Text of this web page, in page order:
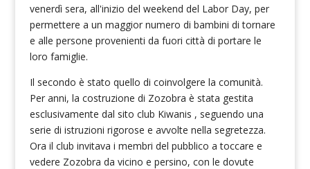
venerdì sera, all'inizio del weekend del Labor Day, per
permettere a un maggior numero di bambini di tornare
e alle persone provenienti da fuori città di portare le
loro famiglie.
Il secondo è stato quello di coinvolgere la comunità.
Per anni, la costruzione di Zozobra è stata gestita
esclusivamente dal sito club Kiwanis , seguendo una
serie di istruzioni rigorose e avvolte nella segretezza.
Ora il club invitava i membri del pubblico a toccare e
vedere Zozobra da vicino e persino, con le dovute